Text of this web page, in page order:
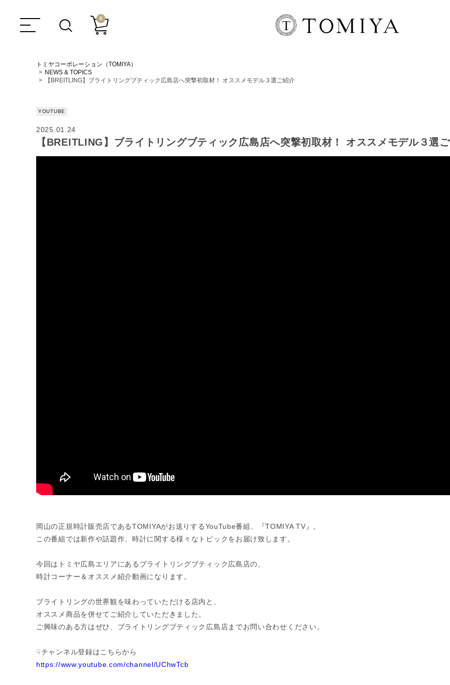
0
トミヤコーポレーション（TOMIYA）
NEWS & TOPICS
【BREITLING】ブライトリングブティック広島店へ突撃初取材！ オススメモデル３選ご紹介
YOUTUBE
2025.01.24
【BREITLING】ブライトリングブティック広島店へ突撃初取材！ オススメモデル３選
岡山の正規時計販売店であるTOMIYAがお送りするYouTube番組、『TOMIYA TV』。
この番組では新作や話題作、時計に関する様々なトピックをお届け致します。
今回はトミヤ広島エリアにあるブライトリングブティック広島店の、
時計コーナー＆オススメ紹介動画になります。
ブライトリングの世界観を味わっていただける店内と、
オススメ商品を併せてご紹介していただきました。
ご興味のある方はぜひ、ブライトリングブティック広島店までお問い合わせください。
☟チャンネル登録はこちらから
https://www.youtube.com/channel/UChwTcb